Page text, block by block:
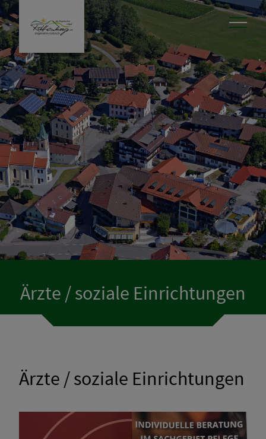
Unser Ort
Zahlen & Fakten
öffentliche Einrichtungen
Nahversorgung
Bebauungspläne
Ökokontoflächen
Ärzte / soziale Einrichtungen
Ärzte / soziale Einrichtungen